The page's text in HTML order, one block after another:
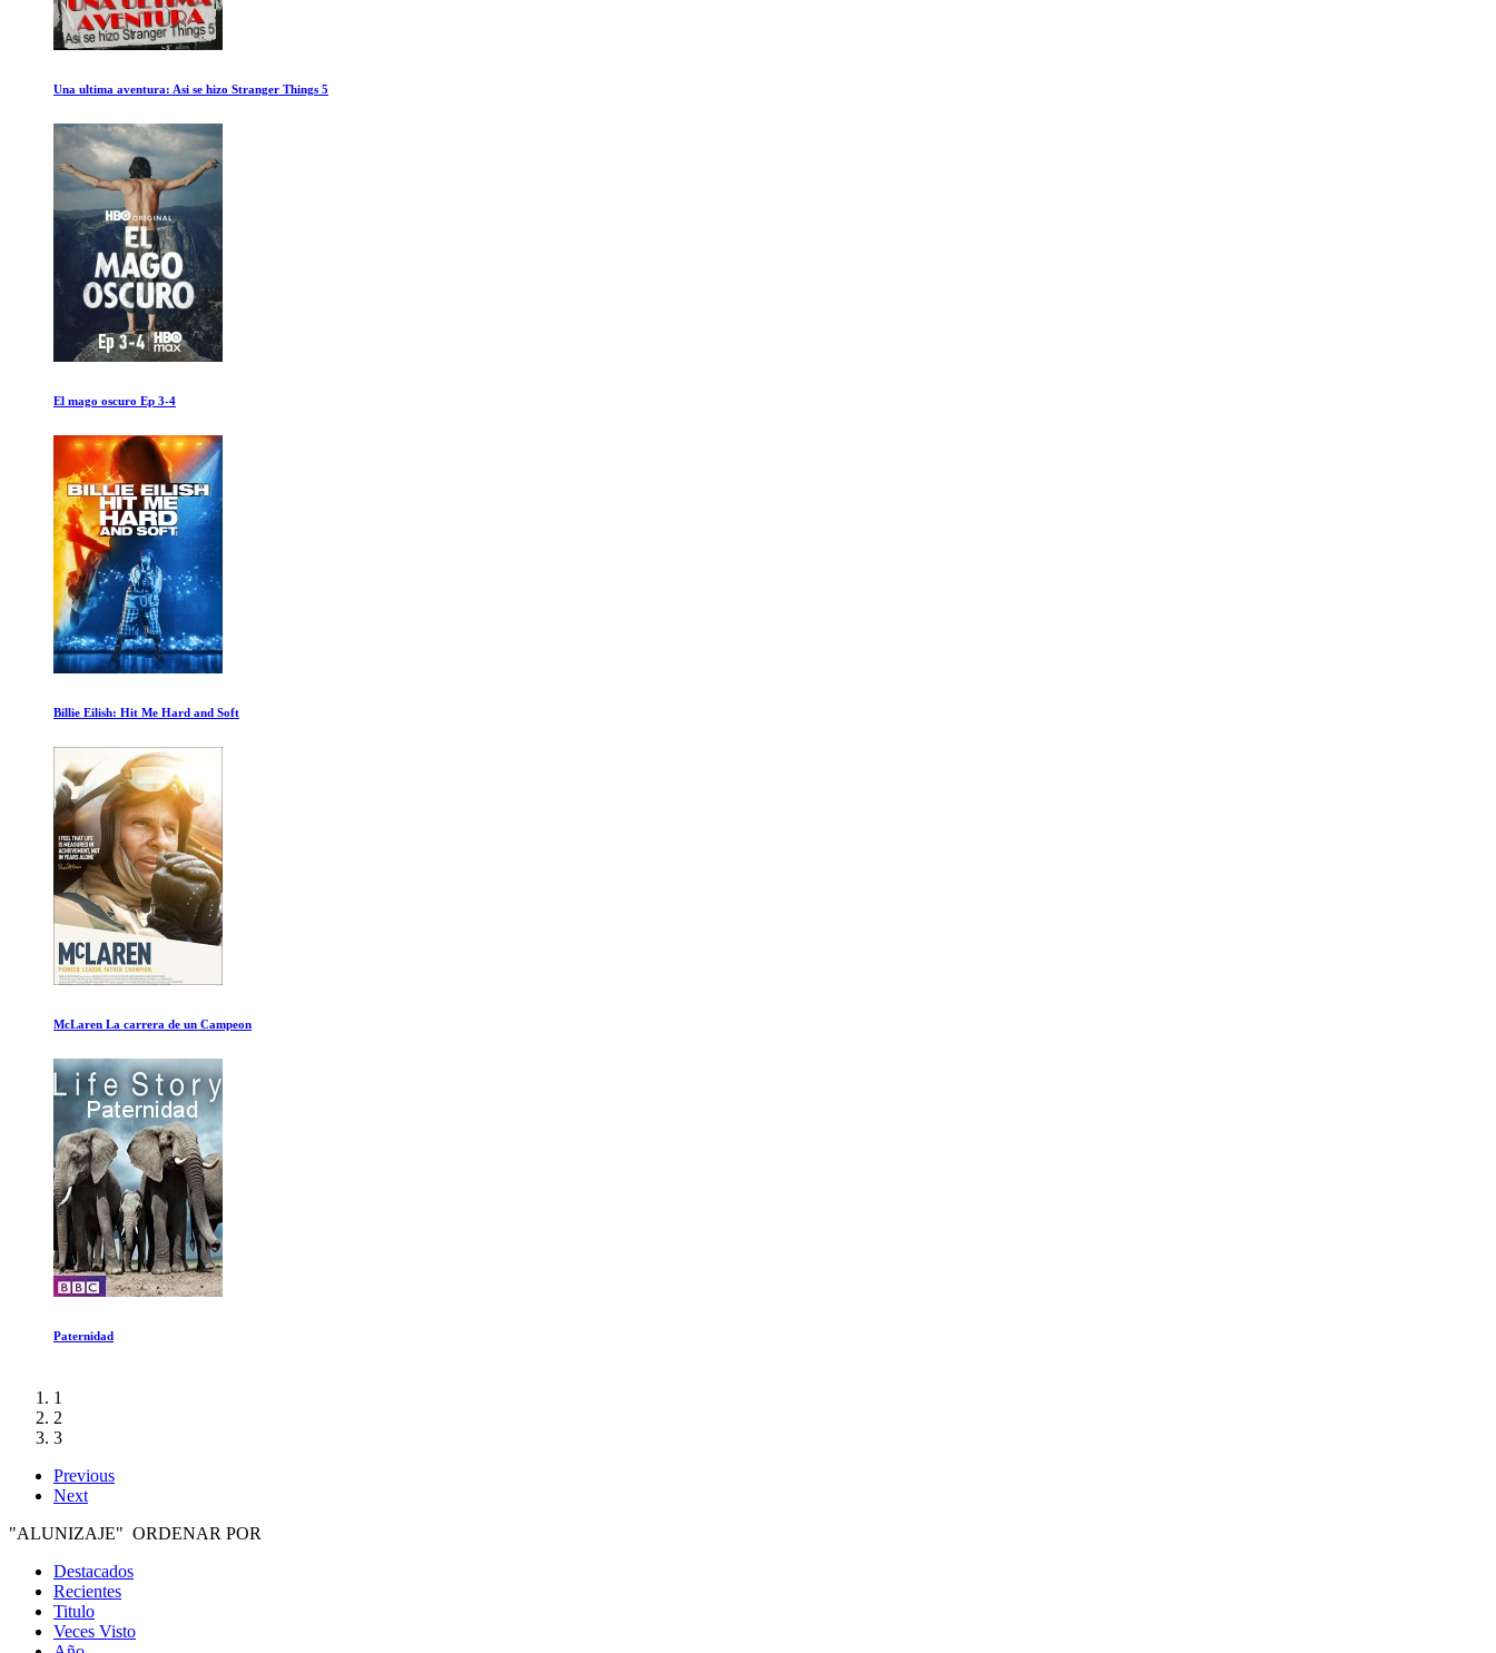
Construyendo la Gran Piramide
A la sombra de los gigantes
Tocando el Vacio
Supervivencia
La maldicion de los rayos cosmicos
1
2
3
Previous
Next
"ALUNIZAJE" ORDENAR POR
Destacados
Recientes
Titulo
Veces Visto